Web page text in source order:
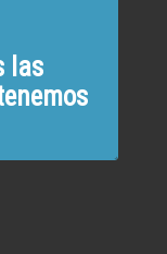
las